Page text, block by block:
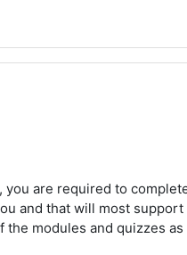
you are required to
and that will most
the modules and quizzes